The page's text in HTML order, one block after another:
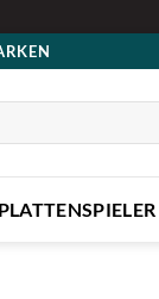
PLATTENSPIELER